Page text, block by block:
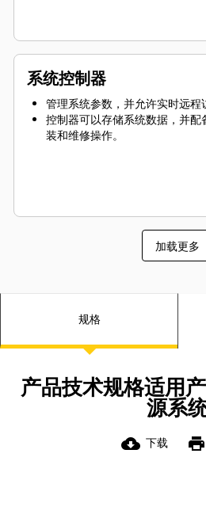
系统控制器
管理系统参数，并允许实时远程
控制器可以存储系统数据，并
装和维修操作。
加载更多
规格
产品技术规格适用
源系
cloud_download 下载 print